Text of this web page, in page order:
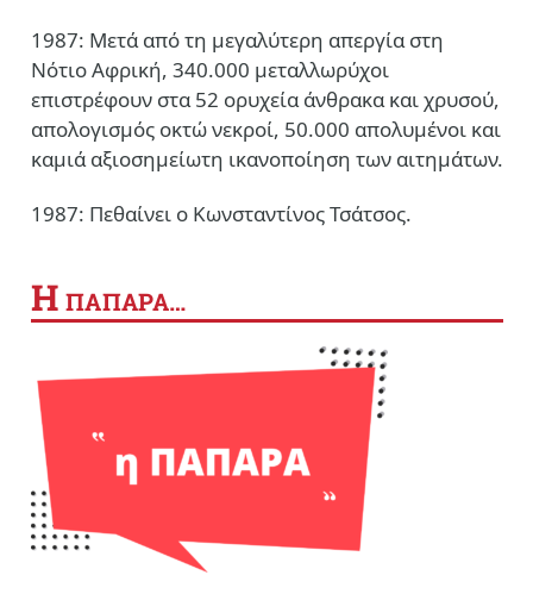
1987: Μετά από τη μεγαλύτερη απεργία στη
Νότιο Αφρική, 340.000 μεταλλωρύχοι
επιστρέφουν στα 52 ορυχεία άνθρακα και χρυσού,
απολογισμός οκτώ νεκροί, 50.000 απολυμένοι και
καμιά αξιοσημείωτη ικανοποίηση των αιτημάτων.
1987: Πεθαίνει ο Κωνσταντίνος Τσάτσος.
Η ΠΑΠΑΡΑ…